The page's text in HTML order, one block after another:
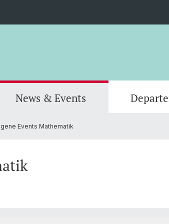
News & Events
Events Mathematik